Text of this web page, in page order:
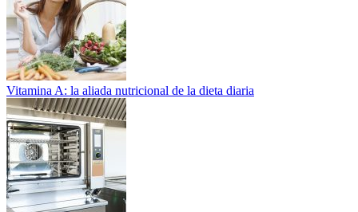
Vitamina A: la aliada nutricional de la dieta diaria